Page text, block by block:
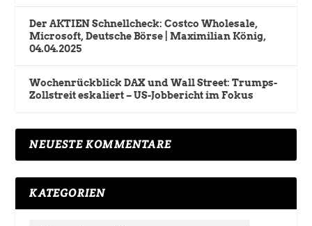
Der AKTIEN Schnellcheck: Costco Wholesale,
Microsoft, Deutsche Börse | Maximilian König,
04.04.2025
Wochenrückblick DAX und Wall Street: Trumps-
Zollstreit eskaliert – US-Jobbericht im Fokus
NEUESTE KOMMENTARE
KATEGORIEN